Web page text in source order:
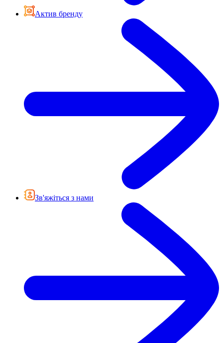
Актив бренду
Зв'яжіться з нами